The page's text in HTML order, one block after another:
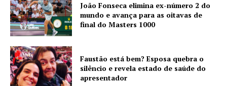
João Fonseca elimina ex-número 2 do
mundo e avança para as oitavas de
final do Masters 1000
Faustão está bem? Esposa quebra o
silêncio e revela estado de saúde do
apresentador